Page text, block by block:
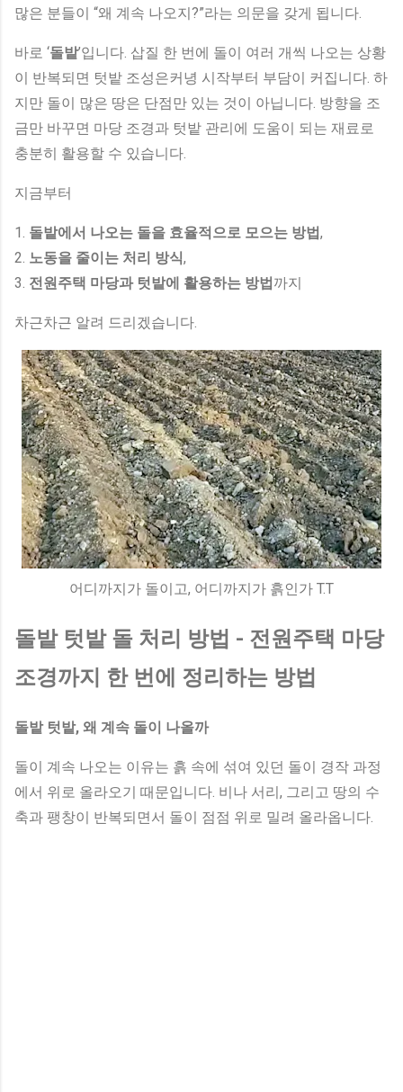
많은 분들이 “왜 계속 나오지?”라는 의문을 갖게 됩니다.
바로 ‘돌밭’입니다. 삽질 한 번에 돌이 여러 개씩 나오는 상황
이 반복되면 텃밭 조성은커녕 시작부터 부담이 커집니다. 하
지만 돌이 많은 땅은 단점만 있는 것이 아닙니다. 방향을 조
금만 바꾸면 마당 조경과 텃밭 관리에 도움이 되는 재료로
충분히 활용할 수 있습니다.
지금부터
1. 돌밭에서 나오는 돌을 효율적으로 모으는 방법,
2. 노동을 줄이는 처리 방식,
3. 전원주택 마당과 텃밭에 활용하는 방법까지
차근차근 알려 드리겠습니다.
어디까지가 돌이고, 어디까지가 흙인가 T.T
돌밭 텃밭 돌 처리 방법 - 전원주택 마당
조경까지 한 번에 정리하는 방법
돌밭 텃밭, 왜 계속 돌이 나올까
돌이 계속 나오는 이유는 흙 속에 섞여 있던 돌이 경작 과정
에서 위로 올라오기 때문입니다. 비나 서리, 그리고 땅의 수
축과 팽창이 반복되면서 돌이 점점 위로 밀려 올라옵니다.